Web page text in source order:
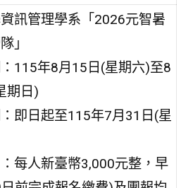
訊管理學系「2026元智暑
」
115年8月15日(星期六)至8
期日)
即日起至115年7月31日(星
每人新臺幣3,000元整，早